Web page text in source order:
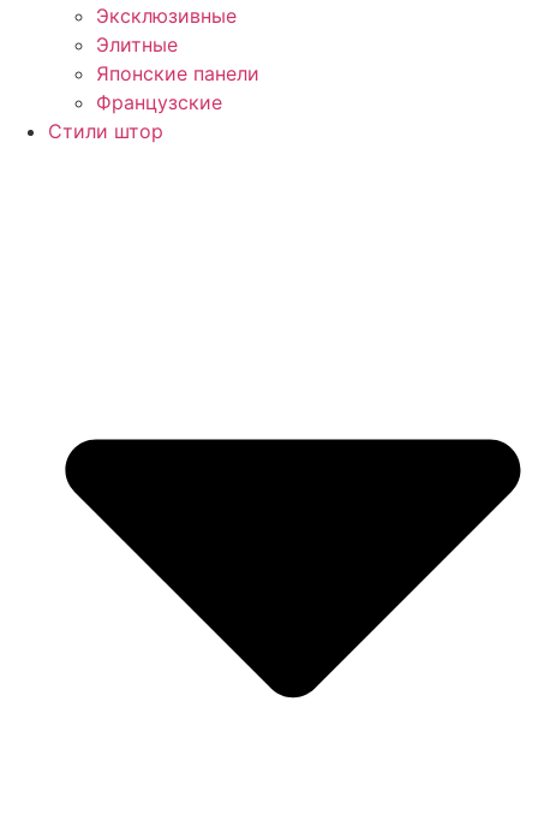
Эксклюзивные
Элитные
Японские панели
Французские
Стили штор